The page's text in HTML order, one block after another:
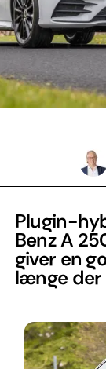
Plugin-
Benz A
giver en
længe der